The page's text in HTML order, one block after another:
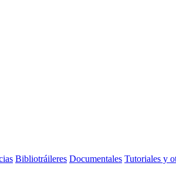
Bibliotráileres Documentales Tutoriales y